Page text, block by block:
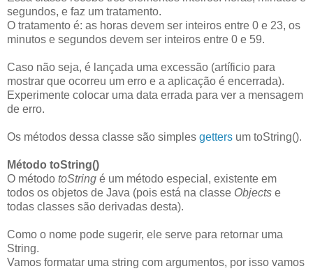
segundos, e faz um tratamento.
O tratamento é: as horas devem ser inteiros entre 0 e 23, os
minutos e segundos devem ser inteiros entre 0 e 59.
Caso não seja, é lançada uma excessão (artíficio para
mostrar que ocorreu um erro e a aplicação é encerrada).
Experimente colocar uma data errada para ver a mensagem
de erro.
Os métodos dessa classe são simples getters um toString().
Método toString()
O método toString é um método especial, existente em
todos os objetos de Java (pois está na classe Objects e
todas classes são derivadas desta).
Como o nome pode sugerir, ele serve para retornar uma
String.
Vamos formatar uma string com argumentos, por isso vamos